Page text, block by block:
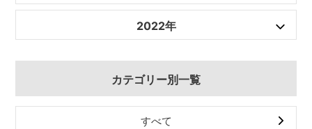
2022年
カテゴリー別一覧
すべて